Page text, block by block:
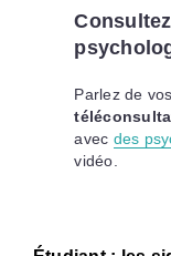
Parlez de
avec des
vidéo.